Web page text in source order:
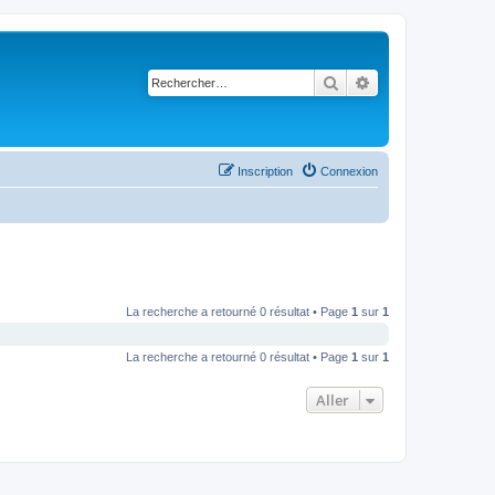
Rechercher
Connexion
Inscription
La recherche a retourné 0 résultat • Page 1 sur 1
La recherche a retourné 0 résultat • Page 1 sur 1
Aller